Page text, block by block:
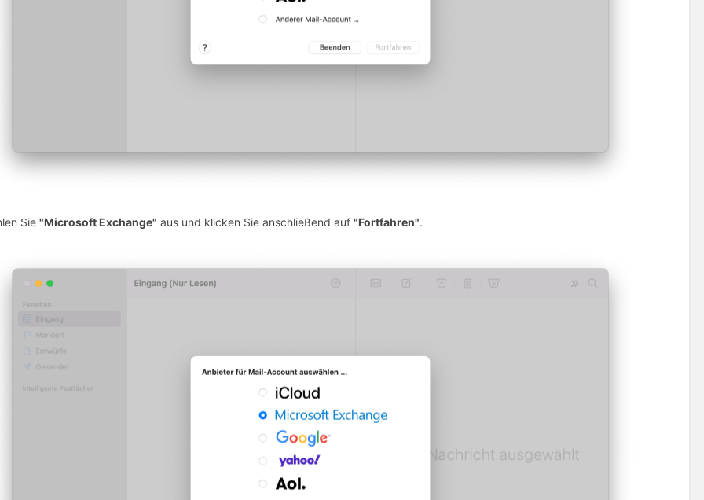
Sie"Microsoft Exchange" aus und klicken Sie anschließend auf"Fortfahren".